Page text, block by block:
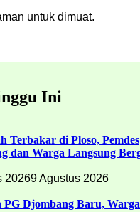
untuk dimuat.
Ini
Terbakar di Ploso, Pemdes
dan Warga Langsung
20269 Agustus 2026
PG Djombang Baru,